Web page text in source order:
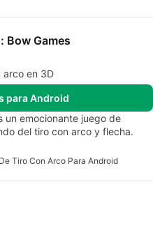
Bow Games
arco en 3D
para Android
un emocionante juego de
del tiro con arco y flecha.
Tiro Con Arco Para Android